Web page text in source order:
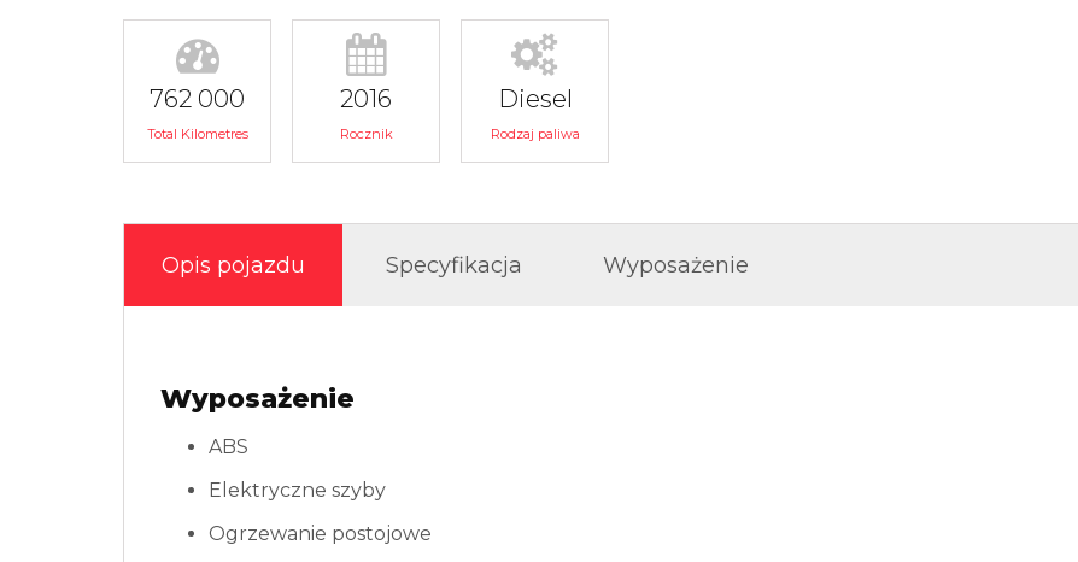
762 000
Total Kilometres
2016
Rocznik
Diesel
Rodzaj paliwa
Opis pojazdu Specyfikacja Wyposażenie
Wyposażenie
ABS
Elektryczne szyby
Ogrzewanie postojowe